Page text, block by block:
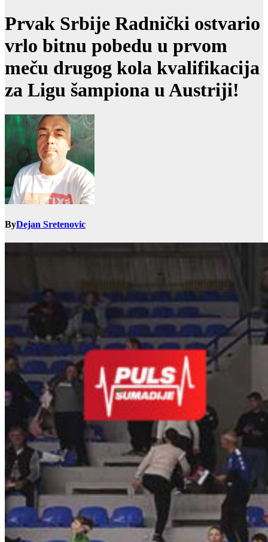
Prvak Srbije Radnički ostvario
vrlo bitnu pobedu u prvom
meču drugog kola kvalifikacija
za Ligu šampiona u Austriji!
ByDejan Sretenovic